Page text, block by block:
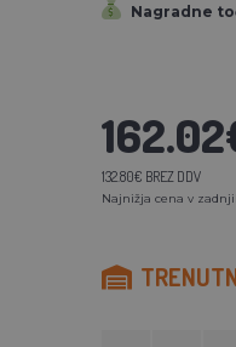
Nagradne
132.80€ BREZ DDV
Najnižja cena v